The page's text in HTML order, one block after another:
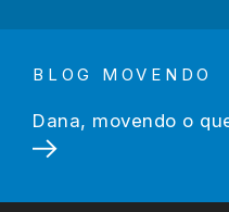
BLOG MOVENDO
Dana, movendo o